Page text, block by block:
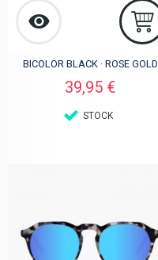
BICOLOR BLACK · ROSE GOLD
Preis
39,95 €
STOCK